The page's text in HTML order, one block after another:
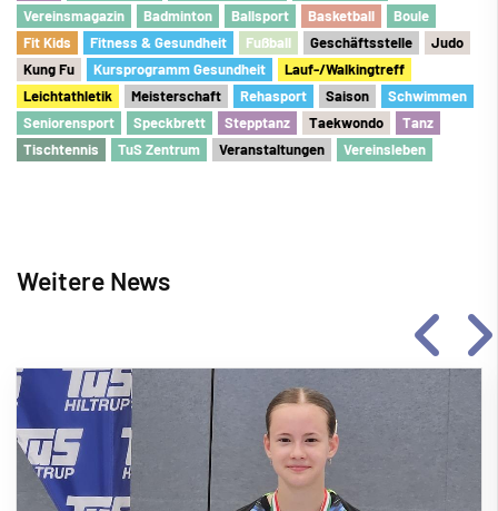
Vereinsmagazin
Badminton Ballsport Basketball
Boule
Fit Kids
Fitness & Gesundheit Fußball Geschäftsstelle
Judo
Kung Fu
Kursprogramm Gesundheit
Lauf-/Walkingtreff
Leichtathletik
Meisterschaft Rehasport Saison
Schwimmen
Seniorensport
Speckbrett Stepptanz Taekwondo
Tanz
Tischtennis
TuS Zentrum Veranstaltungen Vereinsleben
Weitere News